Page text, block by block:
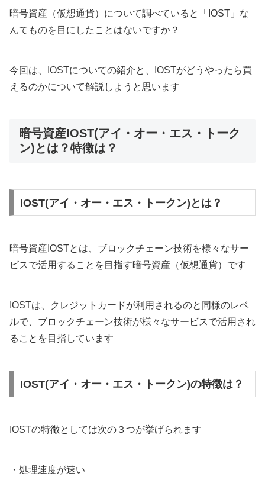
暗号資産（仮想通貨）について調べていると「IOST」な
んてものを目にしたことはないですか？
今回は、IOSTについての紹介と、IOSTがどうやったら買
えるのかについて解説しようと思います
暗号資産IOST(アイ・オー・エス・トーク
ン)とは？特徴は？
IOST(アイ・オー・エス・トークン)とは？
暗号資産IOSTとは、ブロックチェーン技術を様々なサー
ビスで活用することを目指す暗号資産（仮想通貨）です
IOSTは、クレジットカードが利用されるのと同様のレベ
ルで、ブロックチェーン技術が様々なサービスで活用され
ることを目指しています
IOST(アイ・オー・エス・トークン)の特徴は？
IOSTの特徴としては次の３つが挙げられます
・処理速度が速い